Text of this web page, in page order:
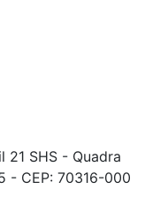
21 SHS - Quadra
- CEP: 70316-000